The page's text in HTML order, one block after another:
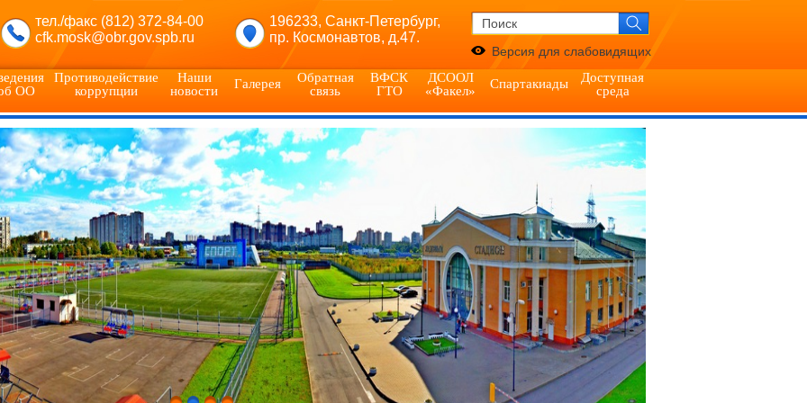
тел./факс (812) 372-84-00
cfk.mosk@obr.gov.spb.ru
196233, Санкт-Петербург,
пр. Космонавтов, д.47.
Версия для слабовидящих
ОО
Противодействие
коррупции
Наши
новости
Галерея
Обратная
связь
ВФСК
ГТО
ДСООЛ
«Факел»
Спартакиады
Доступная
среда